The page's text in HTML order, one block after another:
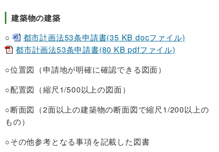
建築物の建築
○
都市計画法53条申請書(35 KB docファイル)
都市計画法53条申請書(80 KB pdfファイル)
○位置図（申請地が明確に確認できる図面）
○配置図（縮尺1/500以上の図面）
○断面図（2面以上の建築物の断面図で縮尺1/200以上の
もの）
○その他参考となる事項を記載した図書